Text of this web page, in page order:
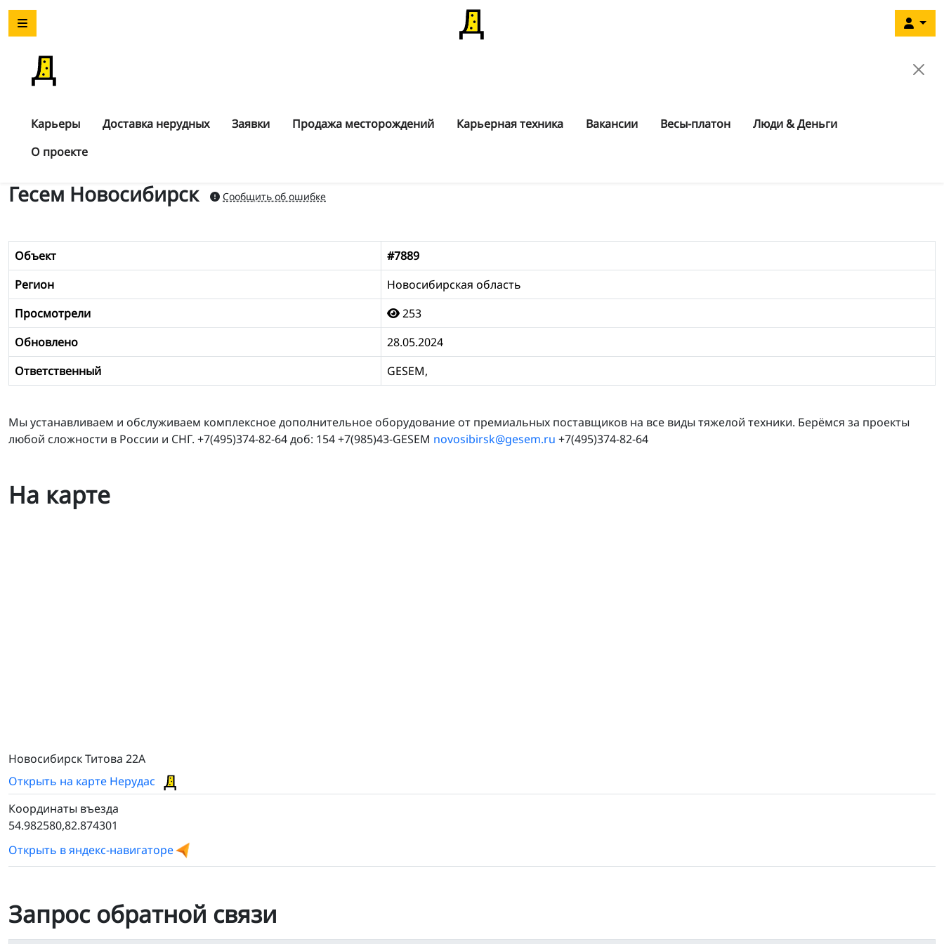
Карьеры Доставка нерудных Заявки Продажа месторождений Карьерная техника Вакансии Весы-платон
Люди & Деньги
О проекте
Гесем Новосибирск Сообщить об ошибке
Объект
#7889
Регион
Новосибирская область
Просмотрели
253
Обновлено
28.05.2024
Ответственный
GESEM,
Мы устанавливаем и обслуживаем комплексное дополнительное оборудование от премиальных поставщиков на все виды тяжелой техники. Берёмся за проекты
любой сложности в России и СНГ. +7(495)374-82-64 доб: 154 +7(985)43-GESEM novosibirsk@gesem.ru +7(495)374-82-64
На карте
Новосибирск Титова 22А
Открыть на карте Нерудас
Координаты въезда
54.982580,82.874301
Открыть в яндекс-навигаторе
Запрос обратной связи